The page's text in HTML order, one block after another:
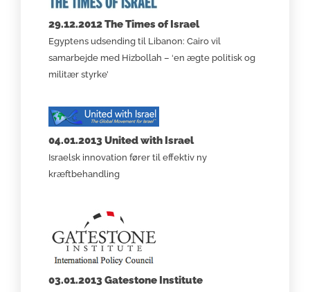
29.12.2012 The Times of Israel
Egyptens udsending til Libanon: Cairo vil
samarbejde med Hizbollah – ‘en ægte politisk og
militær styrke’
04.01.2013 United with Israel
Israelsk innovation fører til effektiv ny
kræftbehandling
03.01.2013 Gatestone Institute